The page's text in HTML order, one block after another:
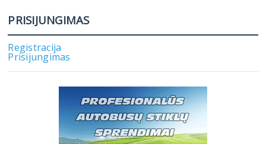
PRISIJUNGIMAS
Registracija
Prisijungimas